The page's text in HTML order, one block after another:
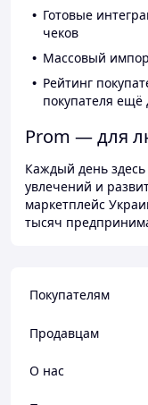
Готовые
чеков
Массовый
Рейтинг
покупателя ещё
Prom — для
Каждый день
увлечений и
маркетплейс
тысяч
Покупателям
Продавцам
О нас